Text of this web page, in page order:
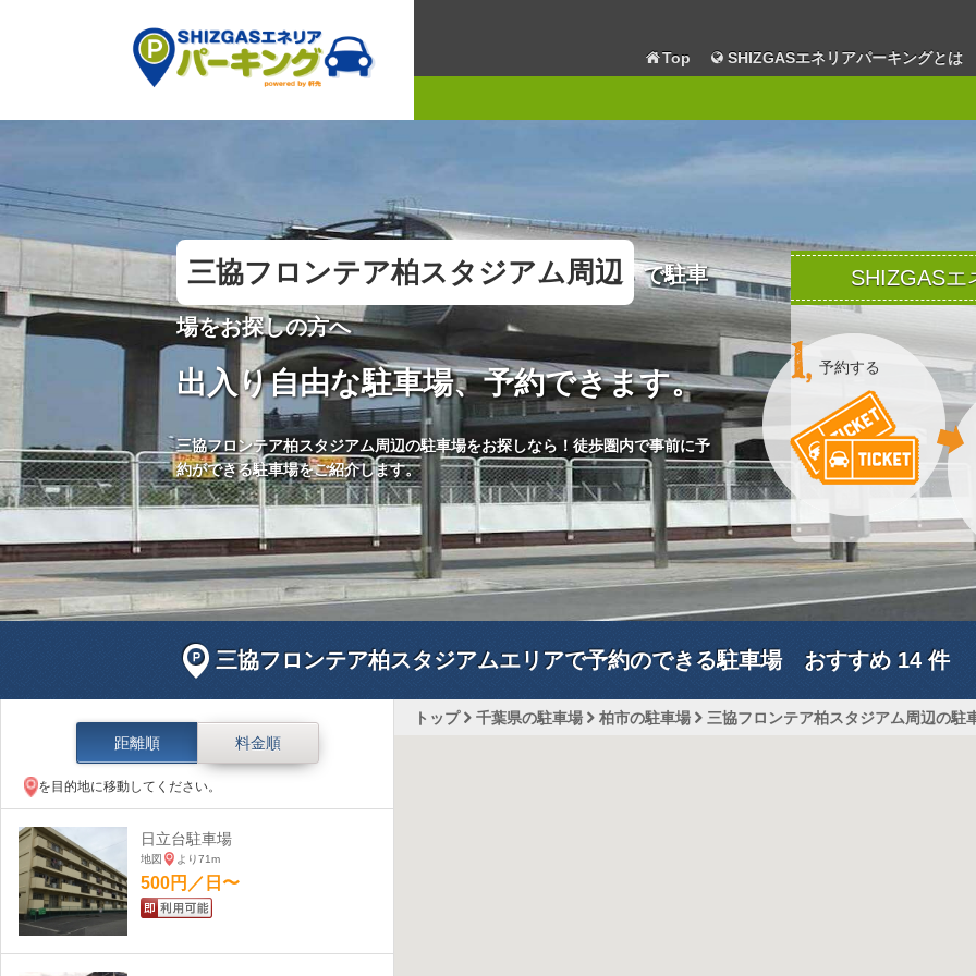
Top SHIZGASエネリアパーキングとは
三協フロンテア柏スタジアム周辺 で駐車
場をお探しの方へ
出入り自由な駐車場、予約できます。
三協フロンテア柏スタジアム周辺の駐車場をお探しなら！徒歩圏内で事前に予
約ができる駐車場をご紹介します。
SHIZGASエ
予約する
三協フロンテア柏スタジアムエリアで予約のできる駐車場 おすすめ 14 件
トップ 千葉県の駐車場 柏市の駐車場
三協フロンテア柏スタジアム周辺の駐
距離順
料金順
を目的地に移動してください。
日立台駐車場
地図 より71m
500円／日〜